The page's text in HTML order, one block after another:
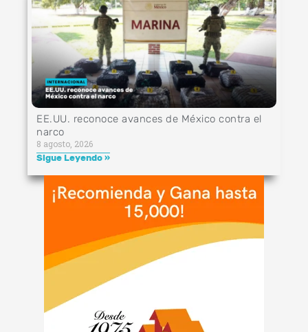
EE.UU. reconoce avances de México contra el
narco
8 agosto, 2026
Sigue Leyendo »